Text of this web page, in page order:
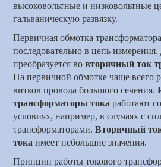
высоковольтные и низковольтные
гальваническую развязку.
Первичная обмотка
последовательно в цепь
преобразуется вовторичный ток
На первичной обмотке чаще всего
витков провода большого сечения.
трансформаторы тока работают
условиях, например, в случаях с
трансформаторами.Вторичный
тока имеет небольшие значения.
Принцип работы токового